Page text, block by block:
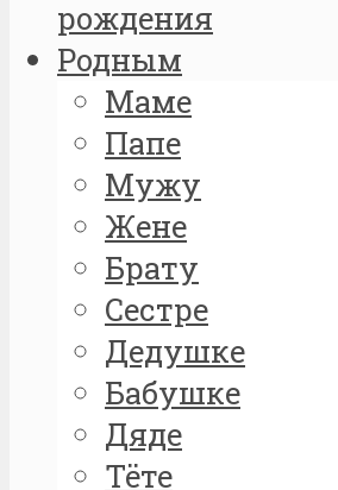
рождения
Родным
Маме
Папе
Мужу
Жене
Брату
Сестре
Дедушке
Бабушке
Дяде
Тёте